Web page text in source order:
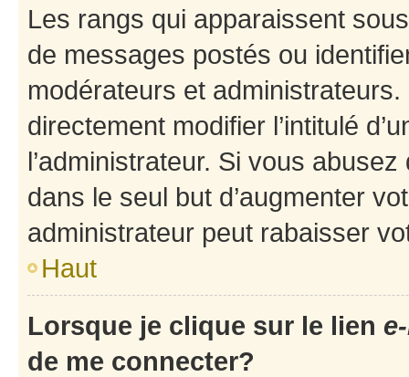
Les rangs qui apparaissent
de messages postés ou
modérateurs et
directement modifier l’intitulé
l’administrateur. Si vous
dans le seul but d’augmenter
administrateur peut rabaisser
Haut
Lorsque je clique sur le lien
de me connecter?